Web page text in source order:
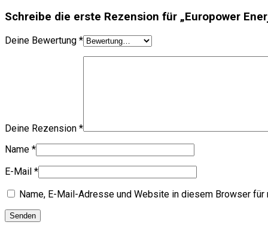
Schreibe die erste Rezension für „Europower
Deine Bewertung *
Deine Rezension *
Name *
E-Mail *
Name, E-Mail-Adresse und Website in diesem Browser